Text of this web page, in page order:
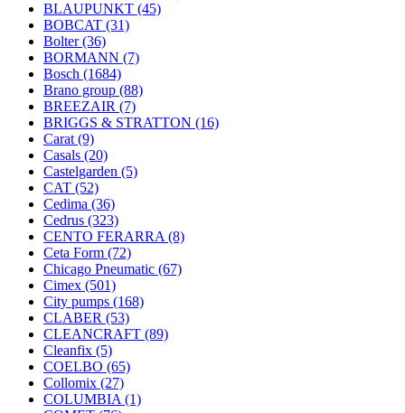
BLAUPUNKT (45)
BOBCAT (31)
Bolter(36)
BORMANN (7)
Bosch (1684)
Brano group (88)
BREEZAIR (7)
BRIGGS & STRATTON (16)
Carat (9)
Casals (20)
Castelgarden (5)
CAT (52)
Cedima (36)
Cedrus (323)
CENTO FERARRA (8)
Ceta Form (72)
Chicago Pneumatic (67)
Cimex (501)
City pumps (168)
CLABER (53)
CLEANCRAFT (89)
Cleanfix (5)
COELBO (65)
Collomix (27)
COLUMBIA (1)